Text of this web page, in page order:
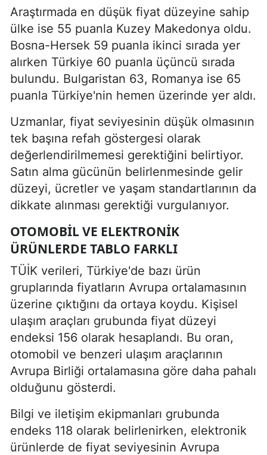
Araştırmada en düşük fiyat düzeyine sahip
ülke ise 55 puanla Kuzey Makedonya oldu.
Bosna-Hersek 59 puanla ikinci sırada yer
alırken Türkiye 60 puanla üçüncü sırada
bulundu. Bulgaristan 63, Romanya ise 65
puanla Türkiye'nin hemen üzerinde yer aldı.
Uzmanlar, fiyat seviyesinin düşük olmasının
tek başına refah göstergesi olarak
değerlendirilmemesi gerektiğini belirtiyor.
Satın alma gücünün belirlenmesinde gelir
düzeyi, ücretler ve yaşam standartlarının da
dikkate alınması gerektiği vurgulanıyor.
OTOMOBIL VE ELEKTRONIK
ÜRÜNLERDE TABLO FARKLI
TÜİK verileri, Türkiye'de bazı ürün
gruplarında fiyatların Avrupa ortalamasının
üzerine çıktığını da ortaya koydu. Kişisel
ulaşım araçları grubunda fiyat düzeyi
endeksi 156 olarak hesaplandı. Bu oran,
otomobil ve benzeri ulaşım araçlarının
Avrupa Birliği ortalamasına göre daha pahalı
olduğunu gösterdi.
Bilgi ve iletişim ekipmanları grubunda
endeks 118 olarak belirlenirken, elektronik
ürünlerde de fiyat seviyesinin Avrupa